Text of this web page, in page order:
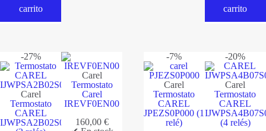
carrito
carrito
-27%
Carel
Termostato
CAREL
IJWPSA2B02S0519
-20%
Carel
Termostato
CAREL
(4 relés)
Carel
Termostato
Carel
IREVF0EN00
160,00 €
-7%
Carel
Termostato
CAREL
JPEZS0P000 (1
relé)